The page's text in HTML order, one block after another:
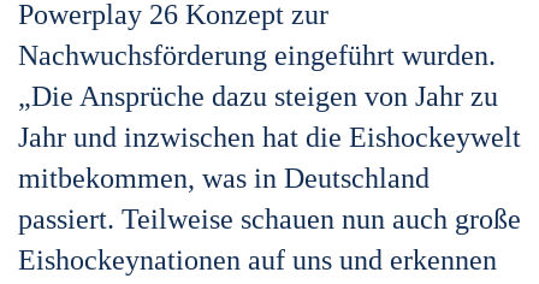
Powerplay 26 Konzept zur
Nachwuchsförderung eingeführt wurden.
„Die Ansprüche dazu steigen von Jahr zu
Jahr und inzwischen hat die Eishockeywelt
mitbekommen, was in Deutschland
passiert. Teilweise schauen nun auch große
Eishockeynationen auf uns und erkennen